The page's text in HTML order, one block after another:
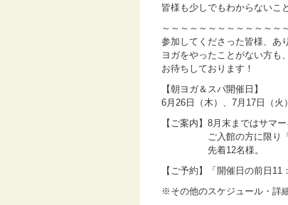
皆様も少しでもわからないこ
～～～～～～～～～～～～～
参加してくださった皆様、あ
ヨガをやったことがない方も
お待ちしております！
【朝ヨガ＆スパ開催日】
6月26日（木）、7月17日（火
【ご案内】8月末まではサマ
ご入館の方に限り「無
先着12名様。
【ご予約】「開催日の前日11
※その他のスケジュール・詳